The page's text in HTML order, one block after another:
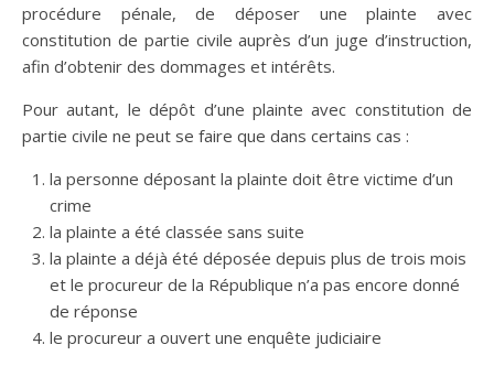
procédure pénale, de déposer une plainte avec
constitution de partie civile auprès d’un juge d’instruction,
afin d’obtenir des dommages et intérêts.
Pour autant, le dépôt d’une plainte avec constitution de
partie civile ne peut se faire que dans certains cas :
la personne déposant la plainte doit être victime d’un
crime
la plainte a été classée sans suite
la plainte a déjà été déposée depuis plus de trois mois
et le procureur de la République n’a pas encore donné
de réponse
le procureur a ouvert une enquête judiciaire